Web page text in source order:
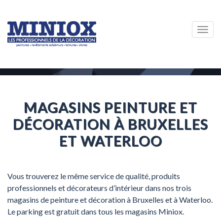
MAGASINS PEINTURE ET
DÉCORATION À BRUXELLES
ET WATERLOO
Vous trouverez le même service de qualité, produits
professionnels et décorateurs d’intérieur dans nos trois
magasins de peinture et décoration à Bruxelles et à Waterloo.
Le parking est gratuit dans tous les magasins Miniox.